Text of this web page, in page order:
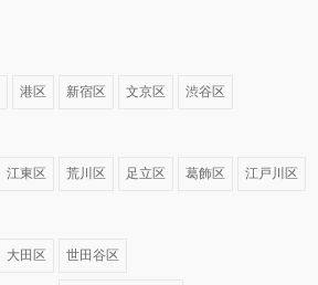
港区 新宿区 文京区 渋谷区
江東区 荒川区 足立区 葛飾区 江戸川区
大田区 世田谷区